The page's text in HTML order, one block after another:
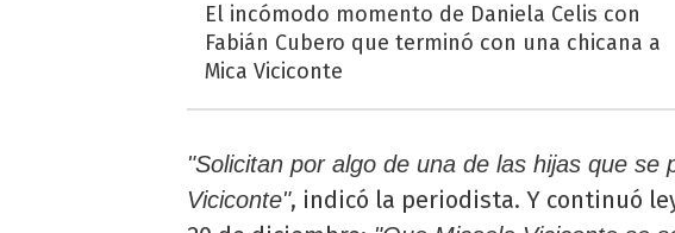
El incómodo momento de Daniela Celis con
Fabián Cubero que terminó con una chicana a
Mica Viciconte
"Solicitan por algo de una de las hijas que se
Viciconte", indicó la periodista. Y continuó